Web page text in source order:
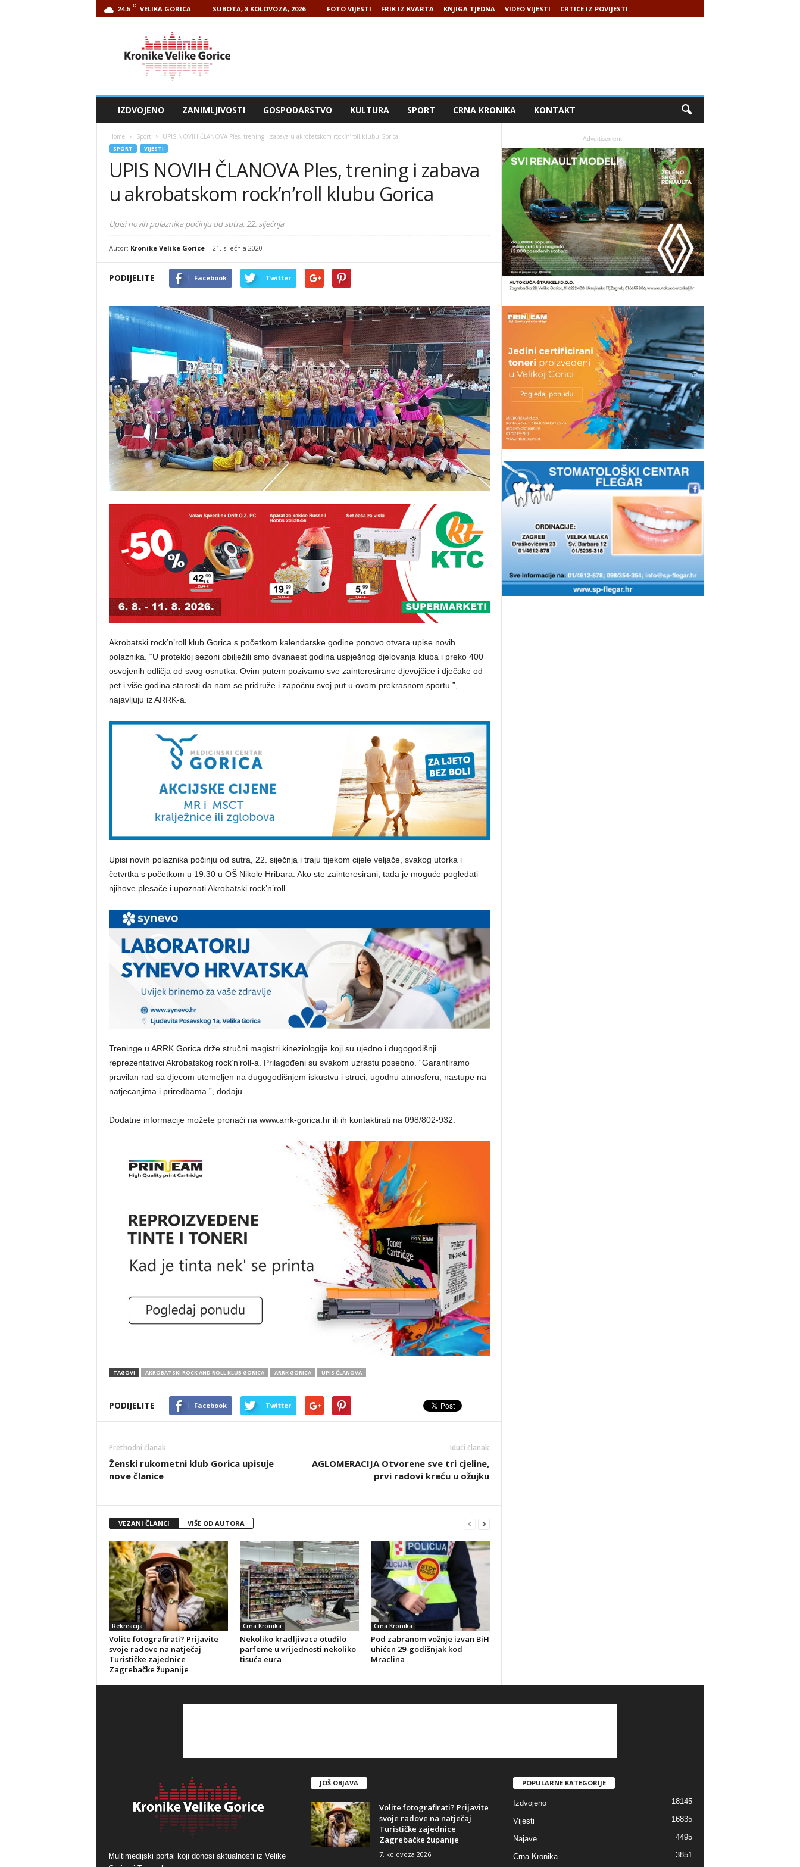
24.5 C VELIKA GORICA SUBOTA, 8 KOLOVOZA, 2026 FOTO VIJESTI FRIK IZ KVARTA KNJIGA TJEDNA VIDEO VIJESTI CRTICE IZ POVIJESTI
IZDVOJENO ZANIMLJIVOSTI GOSPODARSTVO KULTURA SPORT CRNA KRONIKA KONTAKT
Home Sport UPIS NOVIH ČLANOVA Ples, trening i zabava u akrobatskom rock’n’roll klubu Gorica
SPORT VIJESTI
UPIS NOVIH ČLANOVA Ples, trening i zabava
u akrobatskom rock’n’roll klubu Gorica
Upisi novih polaznika počinju od sutra, 22. siječnja
Autor: Kronike Velike Gorice- 21. siječnja 2020
PODIJELITE Facebook Twitter
Akrobatski rock’n’roll klub Gorica s početkom kalendarske godine ponovo otvara upise novih
polaznika. “U protekloj sezoni obilježili smo dvanaest godina uspješnog djelovanja kluba i preko 400
osvojenih odličja od svog osnutka. Ovim putem pozivamo sve zainteresirane djevojčice i dječake od
pet i više godina starosti da nam se pridruže i započnu svoj put u ovom prekrasnom sportu.”,
najavljuju iz ARRK-a.
Upisi novih polaznika počinju od sutra, 22. siječnja i traju tijekom cijele veljače, svakog utorka i
četvrtka s početkom u 19:30 u OŠ Nikole Hribara. Ako ste zainteresirani, tada je moguće pogledati
njihove plesače i upoznati Akrobatski rock’n’roll.
Treninge u ARRK Gorica drže stručni magistri kineziologije koji su ujedno i dugogodišnji
reprezentativci Akrobatskog rock’n’roll-a. Prilagođeni su svakom uzrastu posebno. “Garantiramo
pravilan rad sa djecom utemeljen na dugogodišnjem iskustvu i struci, ugodnu atmosferu, nastupe na
natjecanjima i priredbama.”, dodaju.
Dodatne informacije možete pronaći na www.arrk-gorica.hr ili ih kontaktirati na 098/802-932.
TAGOVI AKROBATSKI ROCK AND ROLL KLUB GORICA ARRK GORICA UPIS ČLANOVA
PODIJELITE Facebook Twitter
Prethodni članak
Ženski rukometni klub Gorica upisuje
nove članice
Idući članak
AGLOMERACIJA Otvorene sve tri cjeline,
prvi radovi kreću u ožujku
VEZANI ČLANCI VIŠE OD AUTORA
Rekreacija
Volite fotografirati? Prijavite
svoje radove na natječaj
Turističke zajednice
Zagrebačke županije
Crna Kronika
Nekoliko kradljivaca otuđilo
parfeme u vrijednosti nekoliko
tisuća eura
Crna Kronika
Pod zabranom vožnje izvan BiH
uhićen 29-godišnjak kod
Mraclina
- Advertisement -
Multimedijski portal koji donosi aktualnosti iz Velike
JOŠ OBJAVA
Volite fotografirati? Prijavite
svoje radove na natječaj
Turističke zajednice
Zagrebačke županije
7. kolovoza 2026
POPULARNE KATEGORIJE
Izdvojeno 18145
Vijesti 16835
Najave 4495
Crna Kronika 3851